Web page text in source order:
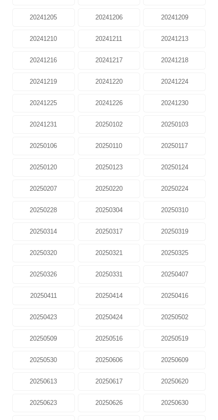
20241205 20241206 20241209
20241210 20241211 20241213
20241216 20241217 20241218
20241219 20241220 20241224
20241225 20241226 20241230
20241231 20250102 20250103
20250106 20250110 20250117
20250120 20250123 20250124
20250207 20250220 20250224
20250228 20250304 20250310
20250314 20250317 20250319
20250320 20250321 20250325
20250326 20250331 20250407
20250411 20250414 20250416
20250423 20250424 20250502
20250509 20250516 20250519
20250530 20250606 20250609
20250613 20250617 20250620
20250623 20250626 20250630